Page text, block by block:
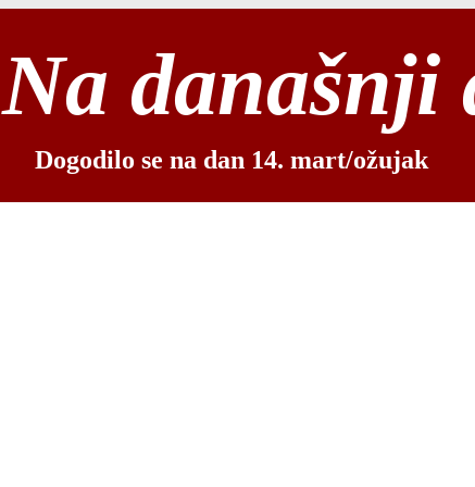
Na današnji
Dogodilo se na dan 14. mart/ožujak